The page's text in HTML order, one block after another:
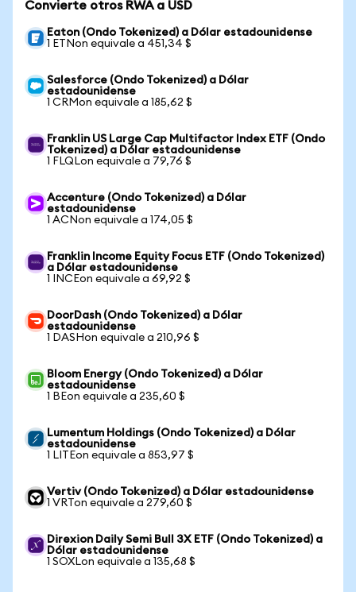
Convierte otros RWA a USD
Eaton (Ondo Tokenized) a Dólar estadounidense
1 ETNon equivale a 451,34 $
Salesforce (Ondo Tokenized) a Dólar
estadounidense
1 CRMon equivale a 185,62 $
Franklin US Large Cap Multifactor Index ETF (Ondo
Tokenized) a Dólar estadounidense
1 FLQLon equivale a 79,76 $
Accenture (Ondo Tokenized) a Dólar
estadounidense
1 ACNon equivale a 174,05 $
Franklin Income Equity Focus ETF (Ondo Tokenized)
a Dólar estadounidense
1 INCEon equivale a 69,92 $
DoorDash (Ondo Tokenized) a Dólar
estadounidense
1 DASHon equivale a 210,96 $
Bloom Energy (Ondo Tokenized) a Dólar
estadounidense
1 BEon equivale a 235,60 $
Lumentum Holdings (Ondo Tokenized) a Dólar
estadounidense
1 LITEon equivale a 853,97 $
Vertiv (Ondo Tokenized) a Dólar estadounidense
1 VRTon equivale a 279,60 $
Direxion Daily Semi Bull 3X ETF (Ondo Tokenized) a
Dólar estadounidense
1 SOXLon equivale a 135,68 $